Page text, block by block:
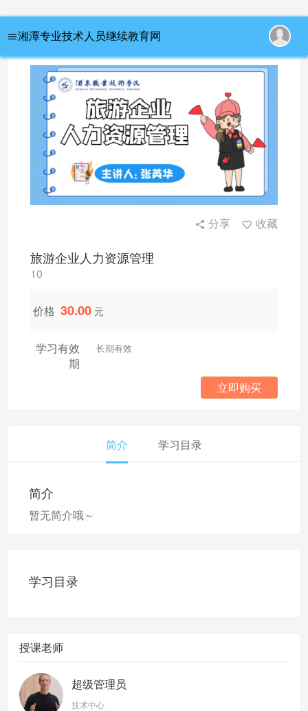
湘潭专业技术人员继续教育网
分享 收藏
旅游企业人力资源管理
10
价格 30.00 元
学习有效
期
长期有效
立即购买
简介 学习目录
简介
暂无简介哦～
学习目录
授课老师
超级管理员
技术中心